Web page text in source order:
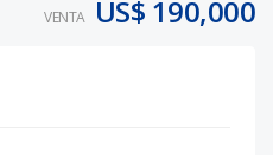
VENTA US$ 190,000